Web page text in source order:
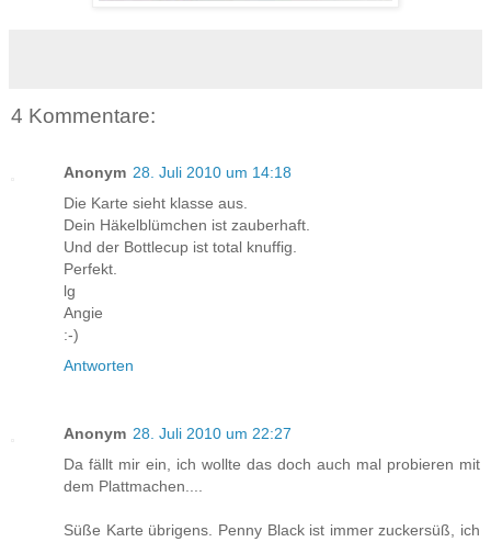
4 Kommentare:
Anonym 28. Juli 2010 um 14:18
Die Karte sieht klasse aus.
Dein Häkelblümchen ist zauberhaft.
Und der Bottlecup ist total knuffig.
Perfekt.
lg
Angie
:-)
Antworten
Anonym 28. Juli 2010 um 22:27
Da fällt mir ein, ich wollte das doch auch mal probieren mit
dem Plattmachen....
Süße Karte übrigens. Penny Black ist immer zuckersüß, ich